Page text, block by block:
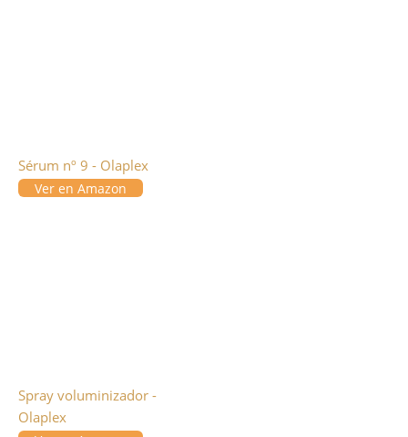
Sérum nº 9 - Olaplex
Ver en Amazon
Spray voluminizador -
Olaplex